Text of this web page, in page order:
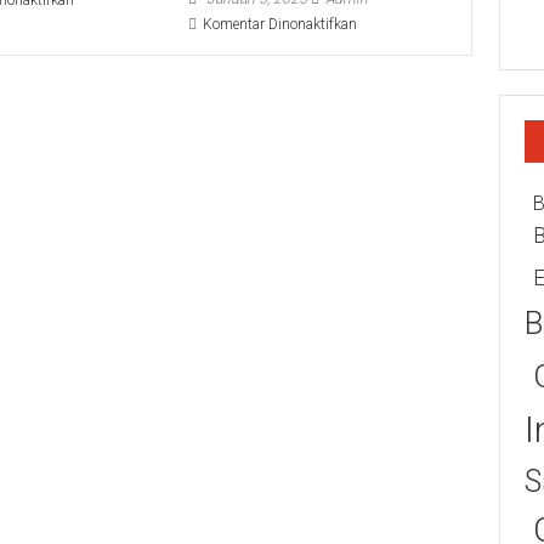
Komentar Dinonaktifkanpada